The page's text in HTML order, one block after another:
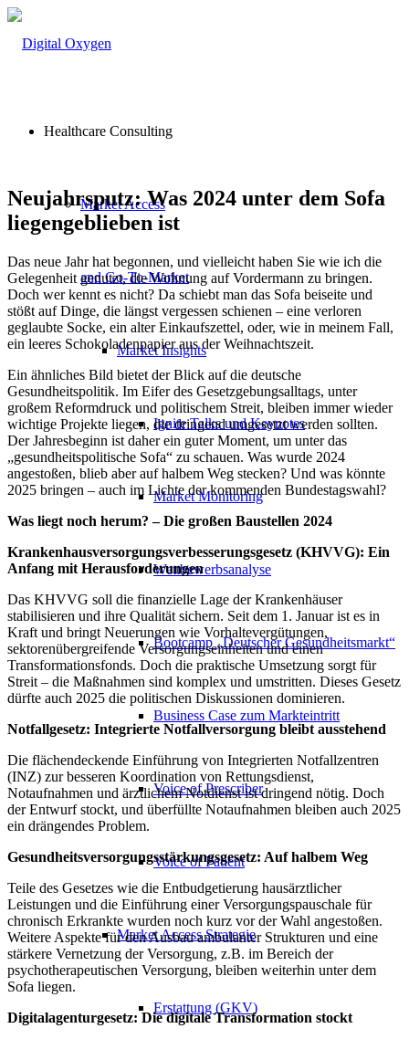
Healthcare Consulting
Market Access
and Go-To-Market
Market Insights
Ignite Talks und Keynotes
Market Monitoring
Wettbewerbsanalyse
Bootcamp „Deutscher Gesundheitsmarkt“
Business Case zum Markteintritt
Voice of Prescriber
Voice of Patient
Market Access Strategie
Erstattung (GKV)
Neujahrsputz: Was 2024 unter dem Sofa
liegengeblieben ist
Das neue Jahr hat begonnen, und vielleicht haben Sie wie ich die
Gelegenheit genutzt, die Wohnung auf Vordermann zu bringen.
Doch wer kennt es nicht? Da schiebt man das Sofa beiseite und
stößt auf Dinge, die längst vergessen schienen – eine verloren
geglaubte Socke, ein alter Einkaufszettel, oder, wie in meinem Fall,
ein leeres Schokoladenpapier aus der Weihnachtszeit.
Ein ähnliches Bild bietet der Blick auf die deutsche
Gesundheitspolitik. Im Eifer des Gesetzgebungsalltags, unter
großem Reformdruck und politischem Streit, bleiben immer wieder
wichtige Projekte liegen, die dringend umgesetzt werden sollten.
Der Jahresbeginn ist daher ein guter Moment, um unter das
„gesundheitspolitische Sofa“ zu schauen. Was wurde 2024
angestoßen, blieb aber auf halbem Weg stecken? Und was könnte
2025 bringen – auch im Lichte der kommenden Bundestagswahl?
Was liegt noch herum? – Die großen Baustellen 2024
Krankenhausversorgungsverbesserungsgesetz (KHVVG): Ein
Anfang mit Herausforderungen
Das KHVVG soll die finanzielle Lage der Krankenhäuser
stabilisieren und ihre Qualität sichern. Seit dem 1. Januar ist es in
Kraft und bringt Neuerungen wie Vorhaltevergütungen,
sektorenübergreifende Versorgungseinheiten und einen
Transformationsfonds. Doch die praktische Umsetzung sorgt für
Streit – die Maßnahmen sind komplex und umstritten. Dieses Gesetz
dürfte auch 2025 die politischen Diskussionen dominieren.
Notfallgesetz: Integrierte Notfallversorgung bleibt ausstehend
Die flächendeckende Einführung von Integrierten Notfallzentren
(INZ) zur besseren Koordination von Rettungsdienst,
Notaufnahmen und ärztlichem Notdienst ist dringend nötig. Doch
der Entwurf stockt, und überfüllte Notaufnahmen bleiben auch 2025
ein drängendes Problem.
Gesundheitsversorgungsstärkungsgesetz: Auf halbem Weg
Teile des Gesetzes wie die Entbudgetierung hausärztlicher
Leistungen und die Einführung einer Versorgungspauschale für
chronisch Erkrankte wurden noch kurz vor der Wahl angestoßen.
Weitere Aspekte für den Ausbau ambulanter Strukturen und eine
stärkere Vernetzung der Versorgung, z.B. im Bereich der
psychotherapeutischen Versorgung, bleiben weiterhin unter dem
Sofa liegen.
Digitalagenturgesetz: Die digitale Transformation stockt